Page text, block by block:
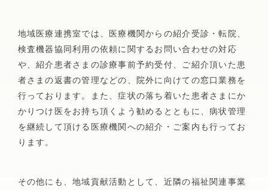
健康診断・人間ドック
一般健診(雇用時･定期)
横浜市民健診･がん検診
人間ドック
乳腺外科
肛門外科(肛門疾患・排便機能外来)
整形外科
泌尿器科
眼科
耳鼻咽喉科
リハビリテーションセンター
臨床工学科
栄養科
医療福祉相談室
地域医療連携室では、医療機関からの紹介受診・転院、
検査機器協同利用の依頼に関するお問い合わせの対応
や、紹介患者さまの診療事前予約受付、ご紹介頂いた患
者さまの返書の管理などの、院外に向けての窓口業務を
行っております。また、症状の落ち着いた患者さまにか
かりつけ医をお持ち頂くよう勧めるとともに、病状管理
を継続して頂ける医療機関への紹介・ご案内も行ってお
ります。
その他にも、地域貢献活動として、近隣の福祉関連事業